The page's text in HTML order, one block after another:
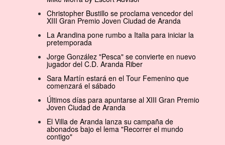
Christopher Bustillo se proclama vencedor del
XIII Gran Premio Joven Ciudad de Aranda
La Arandina pone rumbo a Italia para iniciar la
pretemporada
Jorge González "Pesca" se convierte en nuevo
jugador del C.D. Aranda Riber
Sara Martín estará en el Tour Femenino que
comenzará el sábado
Últimos días para apuntarse al XIII Gran Premio
Joven Ciudad de Aranda
El Villa de Aranda lanza su campaña de
abonados bajo el lema "Recorrer el mundo
contigo"